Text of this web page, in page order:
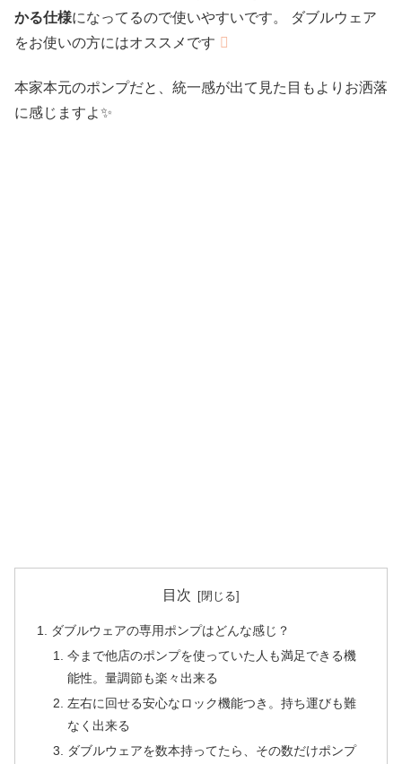
かる仕様になってるので使いやすいです。 ダブルウェア
をお使いの方にはオススメです
本家本元のポンプだと、統一感が出て見た目もよりお洒落
に感じますよ✨
目次
ダブルウェアの専用ポンプはどんな感じ？
今まで他店のポンプを使っていた人も満足できる機
能性。量調節も楽々出来る
左右に回せる安心なロック機能つき。持ち運びも難
なく出来る
ダブルウェアを数本持ってたら、その数だけポンプ